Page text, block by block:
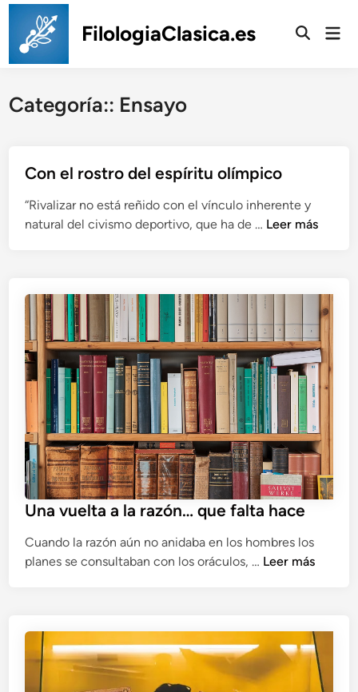
Saltar
contenido
FilologiaClasica.es
Categoría:: Ensayo
Con el rostro del espíritu olímpico
“Rivalizar no está reñido con el vínculo inherente y
natural del civismo deportivo, que ha de … C
l
o
s
t
r
o
d
e
l
e
s
í
r
í
Leer más
Una vuelta a la razón… que falta hace
Cuando la razón aún no anidaba en los hombres los
planes se consultaban con los oráculos, … U
e
l
Leer más